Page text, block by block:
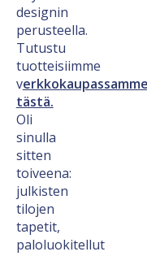
designin
perusteella.
Tutustu
tuotteisiimme
v
tästä.
Oli
sinulla
sitten
toiveena:
julkisten
tilojen
tapetit,
paloluokitellut